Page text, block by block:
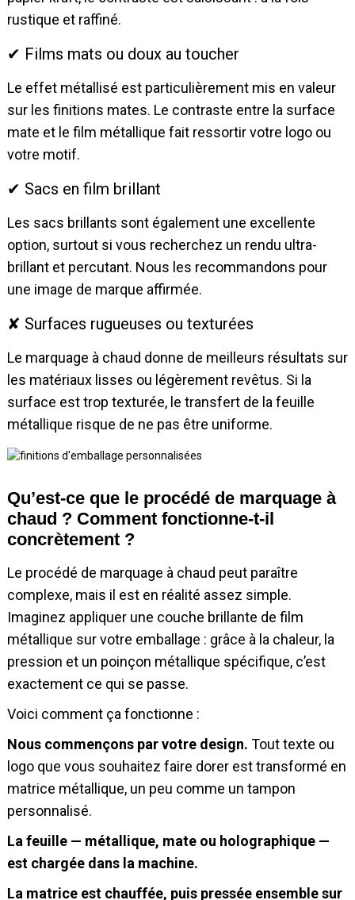
rustique et raffiné.
✔ Films mats ou doux au toucher
Le effet métallisé est particulièrement mis en valeur
sur les finitions mates. Le contraste entre la surface
mate et le film métallique fait ressortir votre logo ou
votre motif.
✔ Sacs en film brillant
Les sacs brillants sont également une excellente
option, surtout si vous recherchez un rendu ultra-
brillant et percutant. Nous les recommandons pour
une image de marque affirmée.
✘ Surfaces rugueuses ou texturées
Le marquage à chaud donne de meilleurs résultats sur
les matériaux lisses ou légèrement revêtus. Si la
surface est trop texturée, le transfert de la feuille
métallique risque de ne pas être uniforme.
Qu’est-ce que le procédé de marquage à
chaud ? Comment fonctionne-t-il
concrètement ?
Le procédé de marquage à chaud peut paraître
complexe, mais il est en réalité assez simple.
Imaginez appliquer une couche brillante de film
métallique sur votre emballage : grâce à la chaleur, la
pression et un poinçon métallique spécifique, c’est
exactement ce qui se passe.
Voici comment ça fonctionne :
Nous commençons par votre design. Tout texte ou
logo que vous souhaitez faire dorer est transformé en
matrice métallique, un peu comme un tampon
personnalisé.
La feuille — métallique, mate ou holographique —
est chargée dans la machine.
La matrice est chauffée, puis pressée ensemble sur